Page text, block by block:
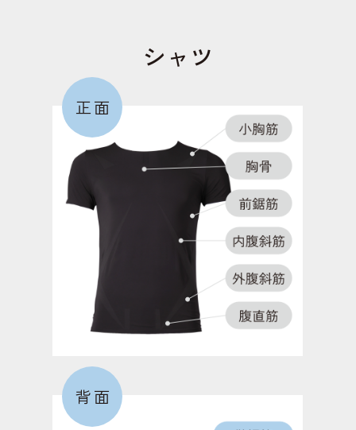
地面からの衝撃を受け止める役割のある関節。
お尻を形成する筋肉で、モモを後方に振る際に働
く。歩いたり走る際に、もっとも働く筋肉。
短内転筋
足の内側にあり、モモを閉じる動作で働く筋肉。こ
の筋力が低下すると、O脚になりやすくなる。
膝を伸ばす筋肉。歩行時の膝の外側へのブレを防
ぎ、安定させる役割のある筋肉。
シャツ
正面
背面